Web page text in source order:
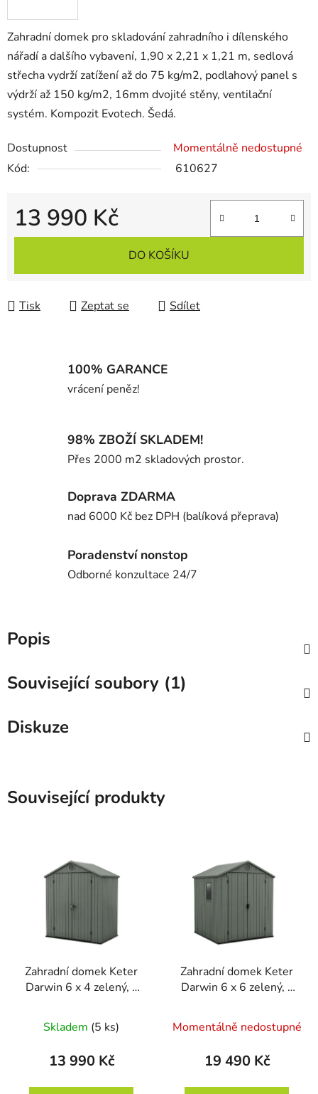
Zahradní domek pro skladování zahradního i dílenského
nářadí a dalšího vybavení, 1,90 x 2,21 x 1,21 m, sedlová
střecha vydrží zatížení až do 75 kg/m2, podlahový panel s
výdrží až 150 kg/m2, 16mm dvojité stěny, ventilační
systém. Kompozit Evotech. Šedá.
Dostupnost
Momentálně nedostupné
Kód:
610627
13 990 Kč
Měrná cena:
DO KOŠÍKU
Tisk Zeptat se Sdílet
100% GARANCE
vrácení peněz!
98% ZBOŽÍ SKLADEM!
Přes 2000 m2 skladových prostor.
Doprava ZDARMA
nad 6000 Kč bez DPH (balíková přeprava)
Poradenství nonstop
Odborné konzultace 24/7
Popis
Související soubory (1)
Diskuze
Související produkty
Zahradní domek Keter
Darwin 6 x 4 zelený, s
Skladem (5 ks)
13 990 Kč
Zahradní domek Keter
Darwin 6 x 6 zelený, s
Momentálně nedostupné
19 490 Kč